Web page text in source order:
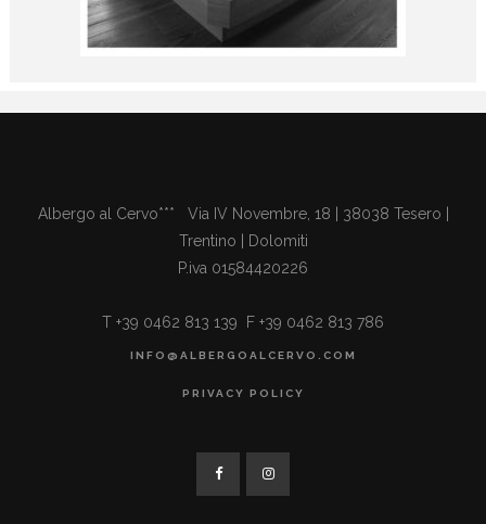
Albergo al Cervo*** Via IV Novembre, 18 | 38038 Tesero |
Trentino | Dolomiti
P.iva 01584420226
T +39 0462 813 139 F +39 0462 813 786
INFO@ALBERGOALCERVO.COM
PRIVACY POLICY